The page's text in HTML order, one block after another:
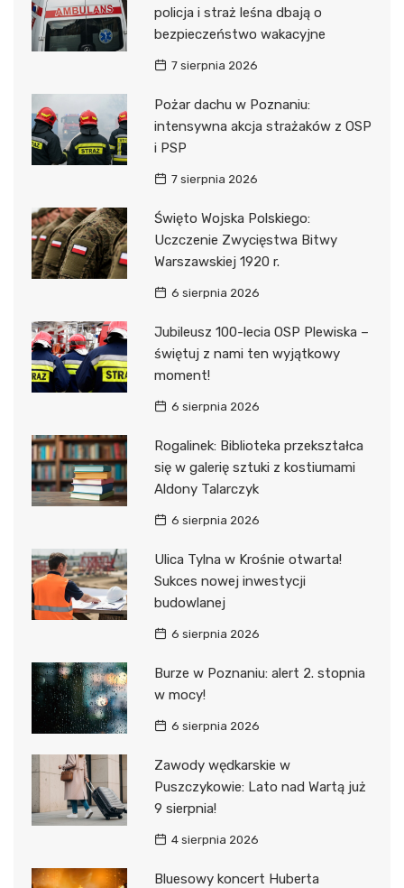
policja i straż leśna dbają o
bezpieczeństwo wakacyjne
7 sierpnia 2026
Pożar dachu w Poznaniu:
intensywna akcja strażaków z OSP
i PSP
7 sierpnia 2026
Święto Wojska Polskiego:
Uczczenie Zwycięstwa Bitwy
Warszawskiej 1920 r.
6 sierpnia 2026
Jubileusz 100-lecia OSP Plewiska –
świętuj z nami ten wyjątkowy
moment!
6 sierpnia 2026
Rogalinek: Biblioteka przekształca
się w galerię sztuki z kostiumami
Aldony Talarczyk
6 sierpnia 2026
Ulica Tylna w Krośnie otwarta!
Sukces nowej inwestycji
budowlanej
6 sierpnia 2026
Burze w Poznaniu: alert 2. stopnia
w mocy!
6 sierpnia 2026
Zawody wędkarskie w
Puszczykowie: Lato nad Wartą już
9 sierpnia!
4 sierpnia 2026
Bluesowy koncert Huberta